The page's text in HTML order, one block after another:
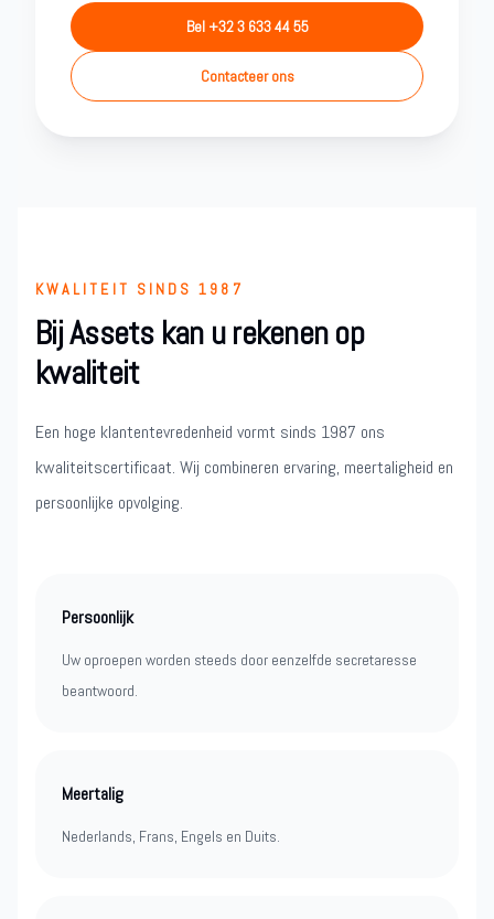
Bel +32 3 633 44 55
Contacteer ons
KWALITEIT SINDS 1987
Bij Assets kan u rekenen op
kwaliteit
Een hoge klantentevredenheid vormt sinds 1987 ons
kwaliteitscertificaat. Wij combineren ervaring, meertaligheid en
persoonlijke opvolging.
Persoonlijk
Uw oproepen worden steeds door eenzelfde secretaresse
beantwoord.
Meertalig
Nederlands, Frans, Engels en Duits.